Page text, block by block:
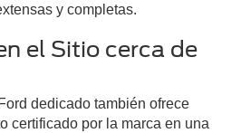
y completas.
el Sitio cerca de
dedicado también ofrece
certificado por la marca en una